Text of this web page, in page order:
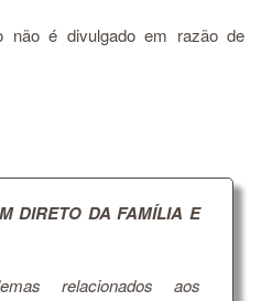
não é divulgado em razão de
DIRETO DA FAMÍLIA E
relacionados aos